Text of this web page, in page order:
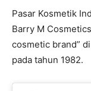
Pasar Kosmetik
Barry M
cosmetic brand”
pada tahun 1982.